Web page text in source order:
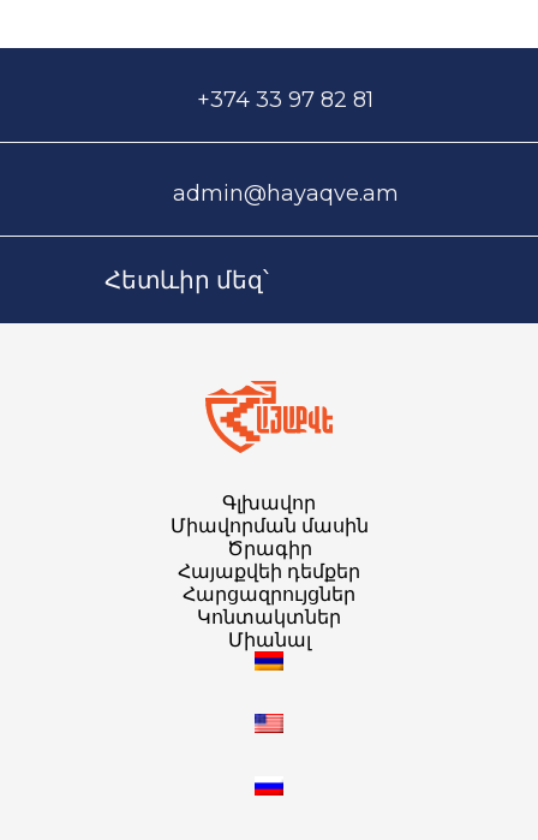
+374 33 97 82 81
admin@hayaqve.am
Հետևիր մեզ՝
Գլխավոր
Միավորման մասին
Ծրագիր
Հայաքվեի դեմքեր
Հարցազրույցներ
Կոնտակտներ
Միանալ